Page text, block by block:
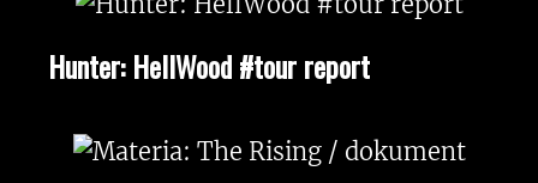
Hunter: HellWood #tour report